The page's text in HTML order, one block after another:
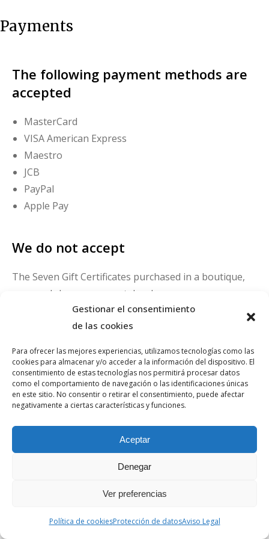
Gestionar el consentimiento
de las cookies
Para ofrecer las mejores experiencias, utilizamos tecnologías como las
cookies para almacenar y/o acceder a la información del dispositivo. El
consentimiento de estas tecnologías nos permitirá procesar datos
como el comportamiento de navegación o las identificaciones únicas
en este sitio. No consentir o retirar el consentimiento, puede afectar
negativamente a ciertas características y funciones.
Aceptar
Denegar
Ver preferencias
Política de cookiesProtección de datosAviso Legal
Payments
The following payment methods are
accepted
MasterCard
VISA American Express
Maestro
JCB
PayPal
Apple Pay
We do not accept
The Seven Gift Certificates purchased in a boutique,
personal cheques or postal orders.
Payment security
Payments are made via the secure server. None of
your banking information is transmitted via our
website, so payment by credit card is 100% secure.